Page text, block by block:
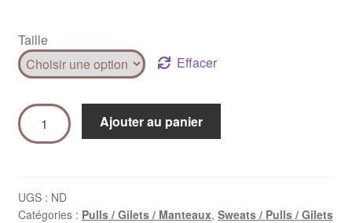
Taille
Effacer
Ajouter au panier
UGS : ND
Catégories : Pulls / Gilets / Manteaux, Sweats / Pulls / Gilets